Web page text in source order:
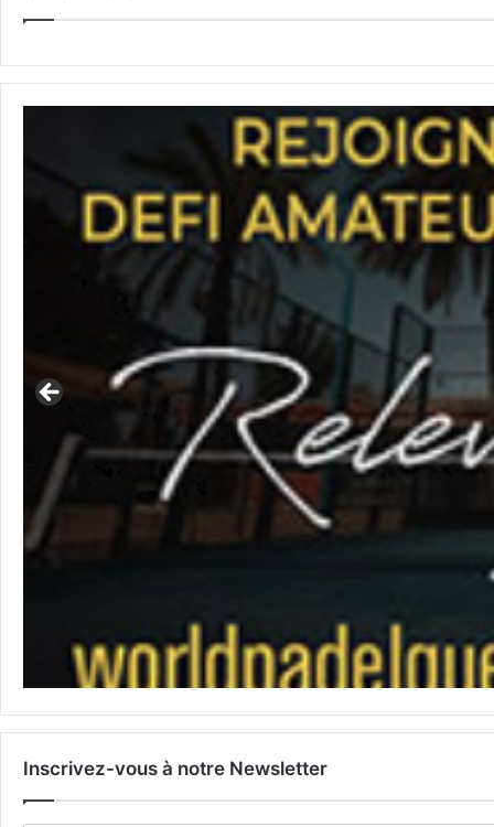
Inscrivez-vous à notre Newsletter